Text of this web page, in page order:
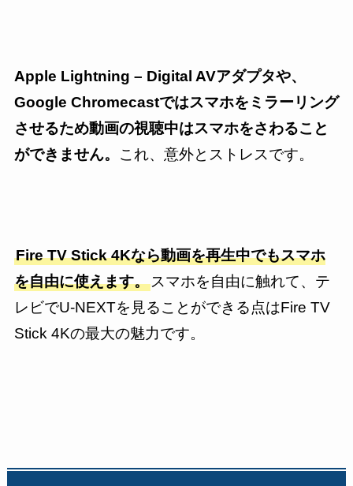
Apple Lightning – Digital AVアダプタや、
Google Chromecastではスマホをミラーリング
させるため動画の視聴中はスマホをさわること
ができません。 これ、意外とストレスです。
Fire TV Stick4Kなら動画を再生中でもスマホ
を自由に使えます。スマホを自由に触れて、テ
レビでU-NEXTを見ることができる点はFire TV
Stick 4Kの最大の魅力です。